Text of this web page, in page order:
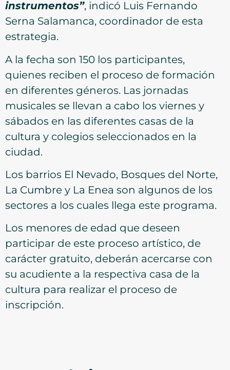
instrumentos”, indicó Luis Fernando
Serna Salamanca, coordinador de esta
estrategia.
A la fecha son 150 los participantes,
quienes reciben el proceso de formación
en diferentes géneros. Las jornadas
musicales se llevan a cabo los viernes y
sábados en las diferentes casas de la
cultura y colegios seleccionados en la
ciudad.
Los barrios El Nevado, Bosques del Norte,
La Cumbre y La Enea son algunos de los
sectores a los cuales llega este programa.
Los menores de edad que deseen
participar de este proceso artístico, de
carácter gratuito, deberán acercarse con
su acudiente a la respectiva casa de la
cultura para realizar el proceso de
inscripción.